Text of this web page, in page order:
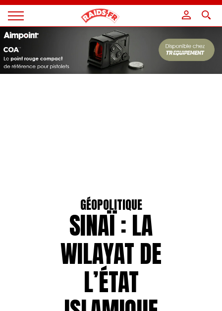
Magazine
Raids
GÉOPOLITIQUE
SINAÏ : LA
WILAYAT DE
L’ÉTAT
Panneau de gestion des cookies